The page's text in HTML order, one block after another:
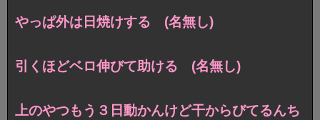
やっぱ外は日焼けする (名無し)
引くほどベロ伸びて助ける (名無し)
上のやつもう３日動かんけど干からびてるんち